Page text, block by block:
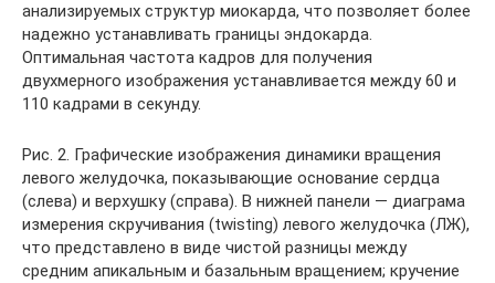
анализируемых структур миокарда, что позволяет более
надежно устанавливать границы эндокарда.
Оптимальная частота кадров для получения
двухмерного изображения устанавливается между 60 и
110 кадрами в секунду.
Рис. 2. Графические изображения динамики вращения
левого желудочка, показывающие основание сердца
(слева) и верхушку (справа). В нижней панели — диаграма
измерения скручивания (twisting) левого желудочка (ЛЖ),
что представлено в виде чистой разницы между
средним апикальным и базальным вращением; кручение